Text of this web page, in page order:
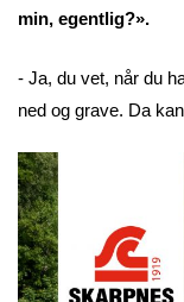
min, egentlig?».
- Ja, du vet, når du
ned og grave. Da